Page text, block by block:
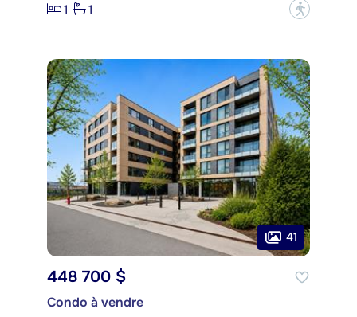
1
1 ?
41
448 700 $
Condo à vendre